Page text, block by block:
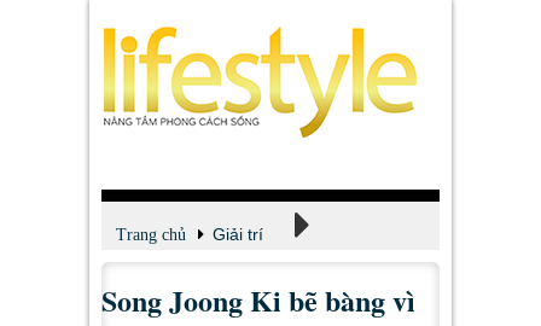
Trang chủ Giải trí
Xem - Nghe - Đọc
Song Joong Ki bẽ bàng vì